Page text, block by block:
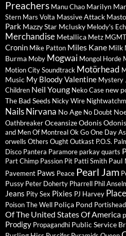
Preachers Manu Chao Marilyn
Stern Mars Volta Massive Attack
Park Mazzy Star Mclusky Melody's
Merchandise Metallica Metz MGMT
Cronin Mike Patton Miles Kane Milk
Burma Moby Mogwai Mongol Horde
Motion City Soundtrack Motörhead
Music My Bloody Valentine Mystery
Children Neil Young Neko Case new
The Bad Seeds Nicky Wire
Nails Nirvana No Age No Doubt
OathbreakerOceansizeOdonis Odonis
and MenOf MontrealOk GoOne Day
orwells Others OughtOutkast P.O.S.
Disco Pantera Paramore parkay quarts
Part Chimp Passion Pit Patti Smith Paul
Pavement Paws Peace Pearl Jam
Pussy Peter Doherty Pharrell Phil
Jeans Pity Sex Pixies PJ Harvey
Poison The Well Poliça Pond Portishead
Of The United States Of America
Prodigy Propagandhi Public Service